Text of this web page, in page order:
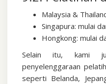
Malaysia &
Singapura: mulai
Hongkong: mulai
Selain itu, kami
penyelenggaraan
seperti Belanda,